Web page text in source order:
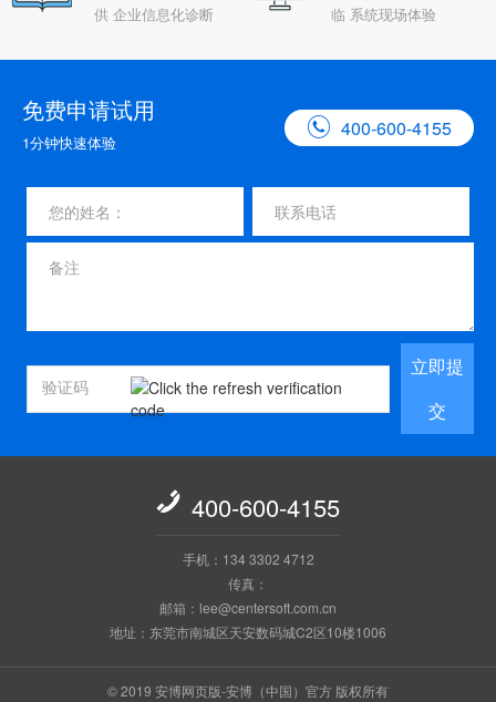
供 企业信息化诊断
临 系统现场体验
免费申请试用
1分钟快速体验
 400-600-4155
立即提
交
 400-600-4155
手机：134 3302 4712
传真：
邮箱：lee@centersoft.com.cn
地址：东莞市南城区天安数码城C2区10楼1006
© 2019 安博网页版-安博（中国）官方 版权所有